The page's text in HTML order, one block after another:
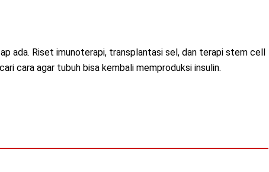
ada. Riset imunoterapi, transplantasi sel, dan terapi stem cell
cara agar tubuh bisa kembali memproduksi insulin.